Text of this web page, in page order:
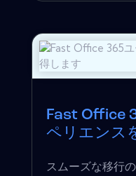
Fast Office
ペリエンス
スムーズな移行